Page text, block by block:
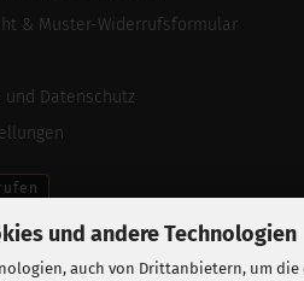
und andere Technologien
auch von Drittanbietern, um
& Muster-Widerrufsformular
und Datenschutz